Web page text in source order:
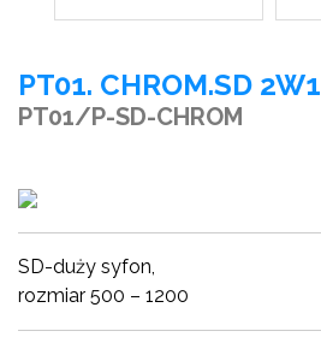
PT01. CHROM.SD 2W1
PT01/P-SD-CHROM
SD-duży syfon,
rozmiar 500 – 1200